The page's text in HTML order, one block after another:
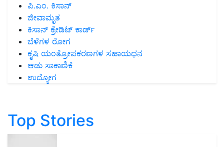
ಪಿ.ಎಂ. ಕಿಸಾನ್
ಜೀವಾಮೃತ
ಕಿಸಾನ್ ಕ್ರೇಡಿಟ್ ಕಾರ್ಡ್
ಬೆಳೆಗಳ ರೋಗ
ಕೃಷಿ ಯಂತ್ರೋಪಕರಣಗಳ ಸಹಾಯಧನ
ಆಡು ಸಾಕಾಣಿಕೆ
ಉದ್ಯೋಗ
Top Stories